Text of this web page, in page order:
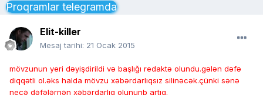
Proqramlar telegramda
Elit-killer
Mesaj tarihi: 21 Ocak 2015
mövzunun yeri dəyişdirildi və başlığı redaktə olundu.gələn dəfə
diqqətli ol.əks halda mövzu xəbərdarlıqsız silinəcək.çünki sənə
neçə dəfələrnən xəbərdarlıq olununb artıq.